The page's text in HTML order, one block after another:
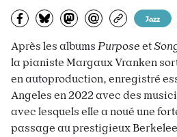
Partagez sur Facebook
Partager sur Bluesky
Partager sur Mastodon
Partagez par e-
Copiez l’url
Jazz
Après les albums Purpose et
la pianiste Margaux Vranken
en autoproduction, enregistré
Angeles en 2022 avec des
avec lesquels elle a noué une
passage au prestigieux